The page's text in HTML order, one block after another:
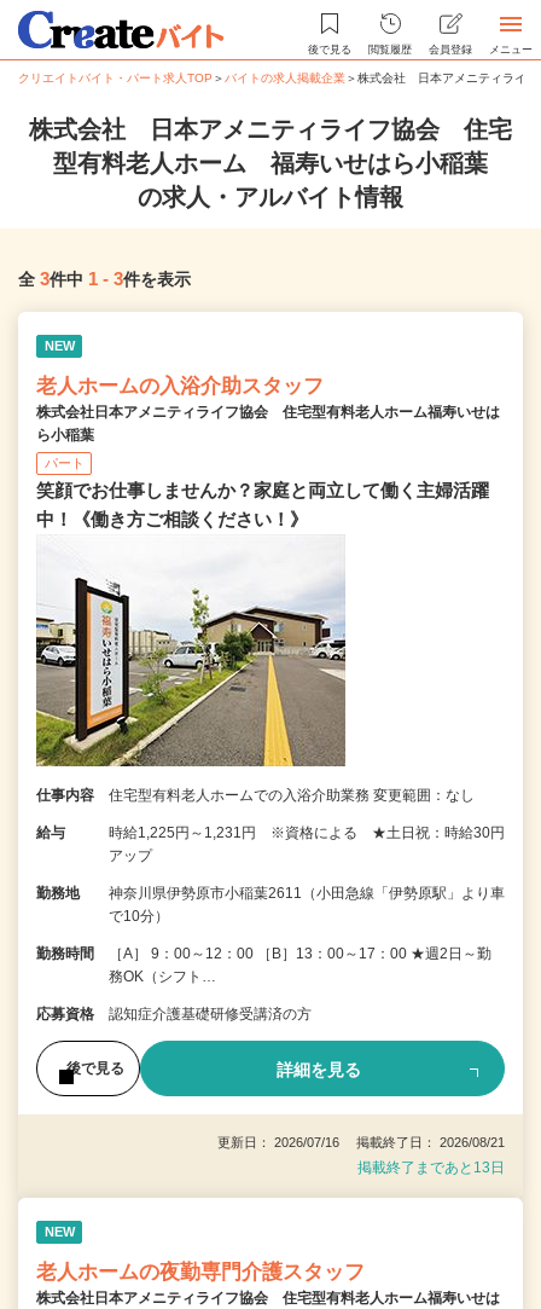
後で見る 閲覧履歴 会員登録 メニュー
クリエイトバイト・パート求人TOP ＞ バイトの求人掲載企業＞株式会社 日本アメニティライ
株式会社 日本アメニティライフ協会 住宅
型有料老人ホーム 福寿いせはら小稲葉
の求人・アルバイト情報
全 3件中 1 - 3件を表示
NEW
老人ホームの入浴介助スタッフ
株式会社日本アメニティライフ協会 住宅型有料老人ホーム福寿いせは
ら小稲葉
パート
笑顔でお仕事しませんか？家庭と両立して働く主婦活躍
中！《働き方ご相談ください！》
仕事内容 住宅型有料老人ホームでの入浴介助業務 変更範囲：なし
給与
時給1,225円～1,231円 ※資格による ★土日祝：時給30円
アップ
勤務地
神奈川県伊勢原市小稲葉2611（小田急線「伊勢原駅」より車
で10分）
勤務時間
［A］ 9：00～12：00 ［B］13：00～17：00 ★週2日～勤
務OK（シフト…
応募資格 認知症介護基礎研修受講済の方
後で見る 詳細を見る
更新日： 2026/07/16 掲載終了日： 2026/08/21
掲載終了まであと13日
NEW
老人ホームの夜勤専門介護スタッフ
株式会社日本アメニティライフ協会 住宅型有料老人ホーム福寿いせは